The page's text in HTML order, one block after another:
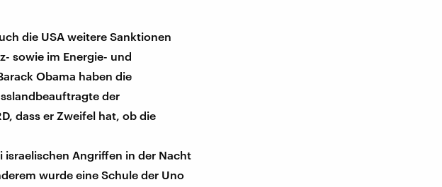
die USA weitere Sanktionen
sowie im Energie- und
Obama haben die
der
dass er Zweifel hat, ob die
israelischen Angriffen in der Nacht
wurde eine Schule der Uno